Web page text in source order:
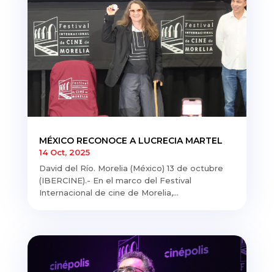
MÉXICO RECONOCE A LUCRECIA MARTEL
14 Oct, 2025
David del Río. Morelia (México) 13 de octubre
(IBERCINE).- En el marco del Festival
Internacional de cine de Morelia,...